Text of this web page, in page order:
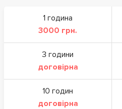
1 година
3000 грн.
3 години
договірна
10 годин
договірна